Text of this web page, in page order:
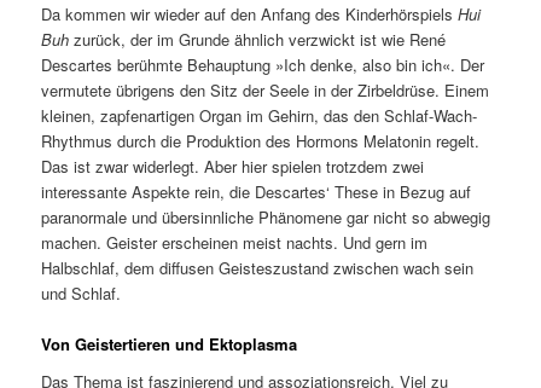
Da kommen wir wieder auf den Anfang des KinderhörspielsHui
Buh zurück, der im Grunde ähnlich verzwickt ist wie René
Descartes berühmte Behauptung »Ich denke, also bin ich«. Der
vermutete übrigens den Sitz der Seele in der Zirbeldrüse. Einem
kleinen, zapfenartigen Organ im Gehirn, das den Schlaf-Wach-
Rhythmus durch die Produktion des Hormons Melatonin regelt.
Das ist zwar widerlegt. Aber hier spielen trotzdem zwei
interessante Aspekte rein, die Descartes‘ These in Bezug auf
paranormale und übersinnliche Phänomene gar nicht so abwegig
machen. Geister erscheinen meist nachts. Und gern im
Halbschlaf, dem diffusen Geisteszustand zwischen wach sein
und Schlaf.
Von Geistertieren und Ektoplasma
Das Thema ist faszinierend und assoziationsreich. Viel zu